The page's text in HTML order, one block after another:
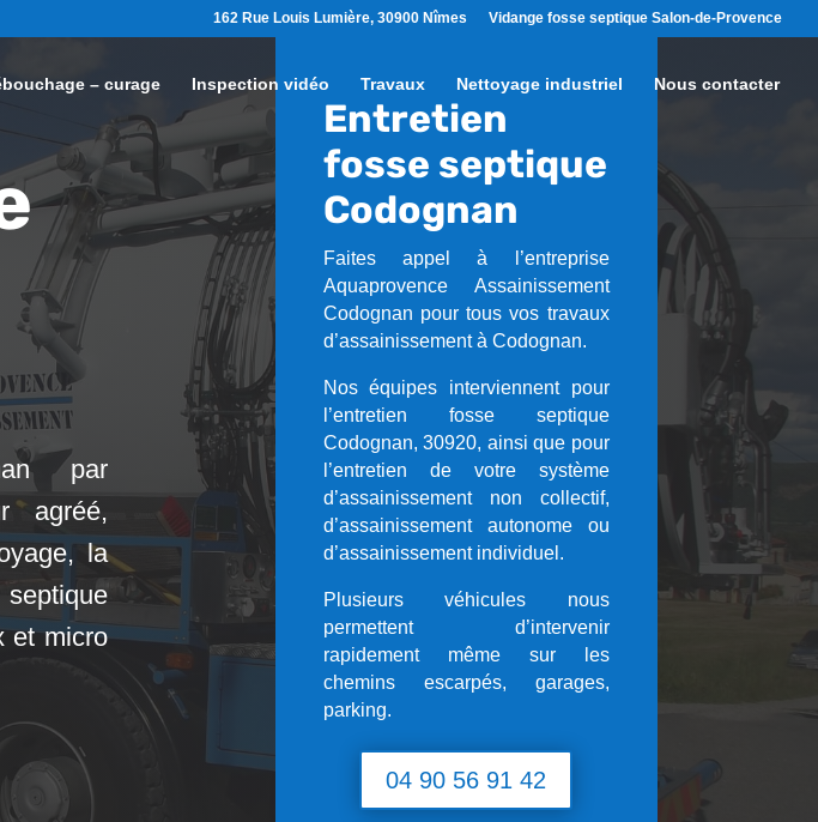
162 Rue Louis Lumière, 30900 Nîmes Vidange fosse septique Salon-de-Provence
– curage Inspection vidéo Travaux Nettoyage industriel Nous contacter
par
agréé,
la
et micro
Entretien
fosse septique
Codognan
Faites appel à l’entreprise
Aquaprovence Assainissement
Codognan pour tous vos travaux
d’assainissement à Codognan.
Nos équipes interviennent pour
l’entretien fosse septique
Codognan, 30920, ainsi que pour
l’entretien de votre système
d’assainissement non collectif,
d’assainissement autonome ou
d’assainissement individuel.
Plusieurs véhicules nous
permettent d’intervenir
rapidement même sur les
chemins escarpés, garages,
parking.
04 90 56 91 42